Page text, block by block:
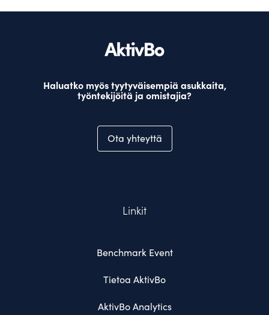
Haluatko myös tyytyväisempiä asukkaita,
työntekijöitä ja omistajia?
Ota yhteyttä
Linkit
Benchmark Event
Tietoa AktivBo
AktivBo Analytics